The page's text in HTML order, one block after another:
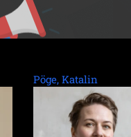
Pöge, Katalin